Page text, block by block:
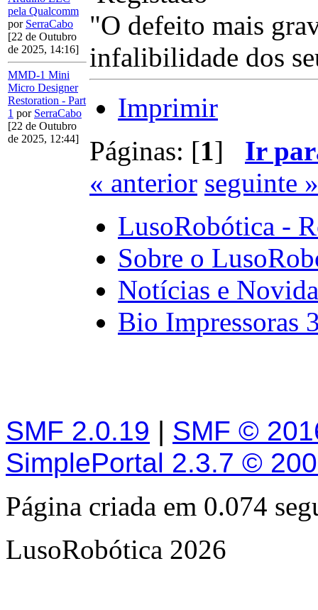
pela Qualcomm
por SerraCabo
[22 de Outubro
de 2025, 14:16]
MMD-1 Mini
Micro Designer
Restoration - Part
1 por SerraCabo
[22 de Outubro
de 2025, 12:44]
"O defeito mais
infalibilidade dos
Imprimir
Páginas: [1] Ir
« anterior seguinte »
LusoRobótica -
Sobre o
Notícias e
Bio Impressoras
SMF 2.0.19 | SMF ©
SimplePortal 2.3.7 ©
Página criada em 0.074
LusoRobótica 2026